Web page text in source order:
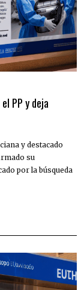
PP y deja
y destacado
su
por la búsqueda